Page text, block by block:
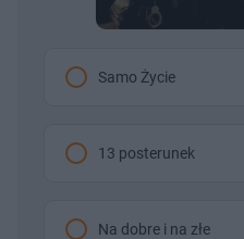
Samo Życie
13 posterunek
Na dobre i na złe